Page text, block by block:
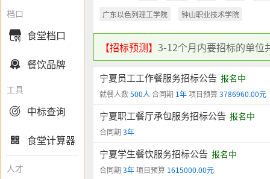
档口
 食堂档口
 餐饮品牌
工具
 中标查询
 食堂计算器
人才
广东以色列理工学院
钟山职业技术学院
【招标预测】 3-12个月内要招标的单位
宁夏员工工作餐服务招标公告 报名中
就餐人数500人 合同期 1年项目预算3786960.00元
宁夏职工餐厅承包服务招标公告 报名中
合同期 3年
宁夏学生餐饮服务招标公告 报名中
合同期 3年项目预算 1615000.00元